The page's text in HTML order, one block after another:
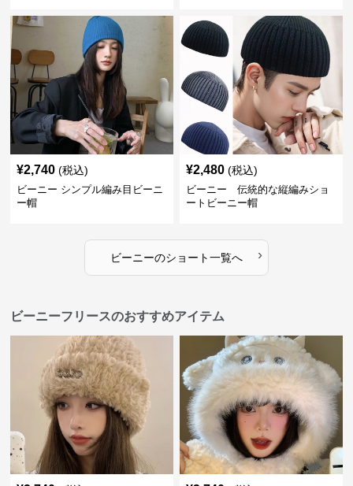
¥2,740 (税込)
ビーニー シンプル編み目ビーニ
ー帽
¥2,480 (税込)
ビーニー 伝統的な縦編みショ
ートビーニー帽
ビーニーのショート一覧へ ›
ビーニーフリースのおすすめアイテム